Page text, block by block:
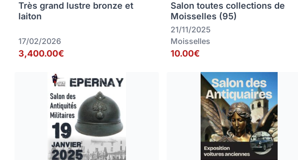
Très grand lustre bronze et
laiton
17/02/2026
3,400.00€
Salon toutes collections de
Moisselles (95)
21/11/2025
Moisselles
10.00€